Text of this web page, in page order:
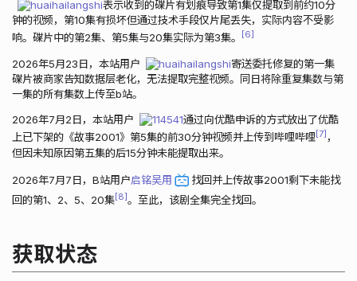
huaihailangshi表示收到的碟片有划痕导致第1集仅提取到前约10分
钟的视频，第10集有损坏但通过技术手段仅片尾丢失，实际内容不受影
响。碟片中的第2集、第5集与20集实际为第3集。
6
2026年5月23日，本站用户 huaihailangshi寄送委托修复的第一集
碟片被商家告知数据层老化，无法提取完整视频。同日将除重复集数与第
一集的所有集数上传至b站。
2026年7月2日，本站用户 114541通过向优酷申诉的方式放出了优酷
上已下架的《故事2001》第5集的前30分钟视频并上传到哔哩哔哩 7 ，
但因未知原因第五集的后15分钟未能提取出来。
2026年7月7日，B站用户启铭吴用
找回并上传故事2001剩下未能找
回的第1、2、5、20集 8 。至此，该剧全集完全找回。
获取状态